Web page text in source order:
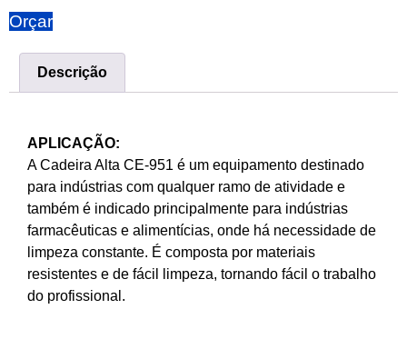
Orçar
Descrição
APLICAÇÃO:
A Cadeira Alta CE-951 é um equipamento destinado
para indústrias com qualquer ramo de atividade e
também é indicado principalmente para indústrias
farmacêuticas e alimentícias, onde há necessidade de
limpeza constante. É composta por materiais
resistentes e de fácil limpeza, tornando fácil o trabalho
do profissional.